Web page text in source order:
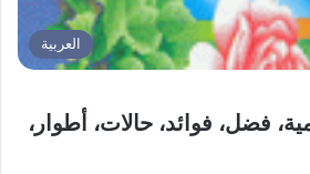
العربیة
فضل، فوائد، حالات، أطوار،